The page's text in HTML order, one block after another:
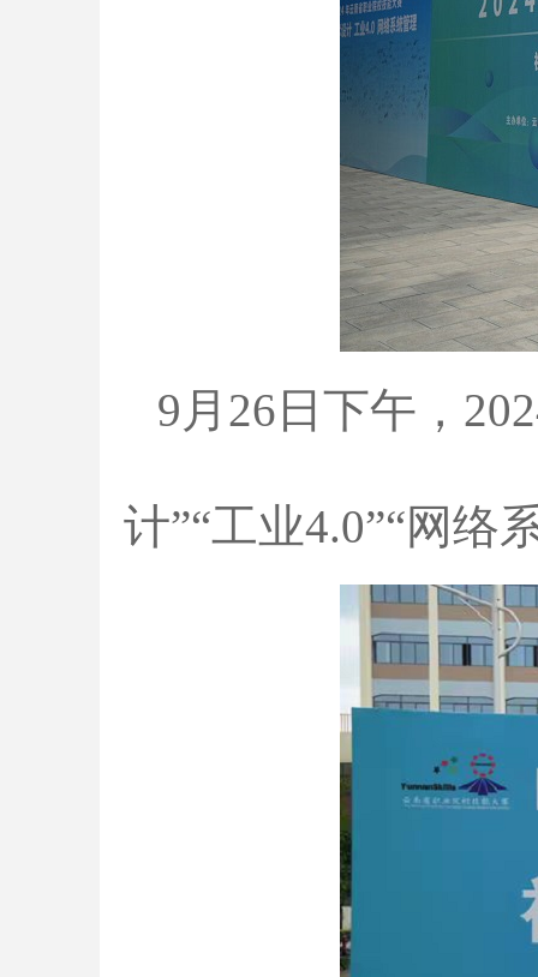
9月26日下午，
计”“工业4.0”“网络